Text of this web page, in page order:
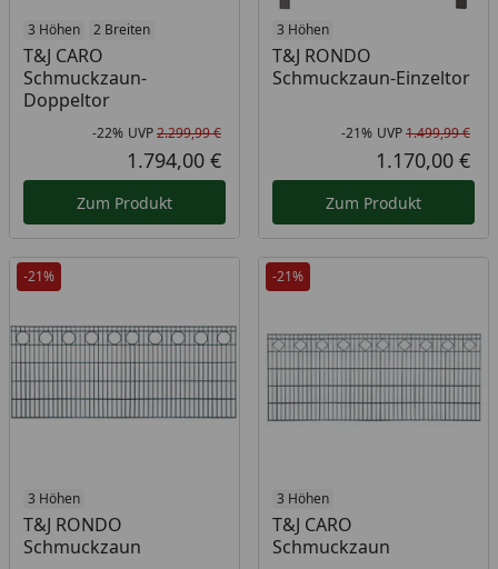
3 Höhen 2 Breiten
T&J CARO
Schmuckzaun-
Doppeltor
Rabatt in Prozent
-22%
Ursprünglicher Preis
UVP2.299,99 €
Aktueller Preis
1.794,00 €
Zum Produkt
3 Höhen
T&J RONDO
Schmuckzaun-Einzeltor
-21% UVP1.499,99 €
1.170,00 €
Zum Produkt
-21%
3 Höhen
T&J RONDO
Schmuckzaun
-21%
3 Höhen
T&J CARO
Schmuckzaun